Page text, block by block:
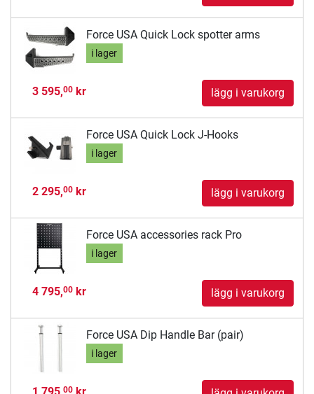
Force USA Quick Lock spotter arms
i lager
3 595,00kr lägg i varukorg
Force USA Quick Lock J-Hooks
i lager
2 295,00kr lägg i varukorg
Force USA accessories rack Pro
i lager
4 795,00kr lägg i varukorg
Force USA Dip Handle Bar (pair)
i lager
1 795,00kr